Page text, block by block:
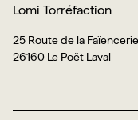
Lomi Torréfaction
25 Route de la Faïencerie
26160 Le Poët Laval